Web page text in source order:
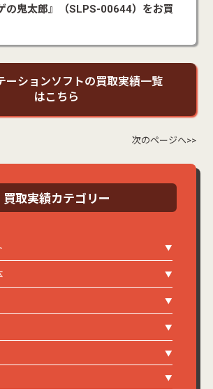
の鬼太郎』（SLPS-00644）をお買
ーションソフトの買取実績一覧
はこちら
次のページへ>>
買取実績カテゴリー